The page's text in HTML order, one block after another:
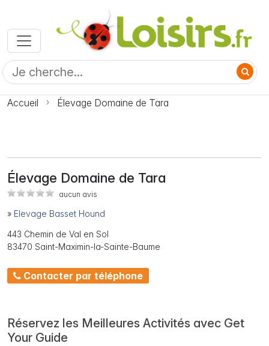
Accueil Élevage Domaine de Tara
Élevage Domaine de Tara
aucun avis
» Elevage Basset Hound
443 Chemin de Val en Sol
83470 Saint-Maximin-la-Sainte-Baume
Contacter par téléphone
Réservez les Meilleures Activités avec Get
Your Guide